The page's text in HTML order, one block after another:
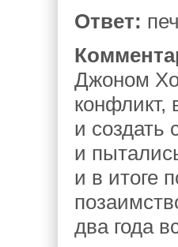
Ответ:
Джоном
конфликт,
и создать
и
и в итоге
два года